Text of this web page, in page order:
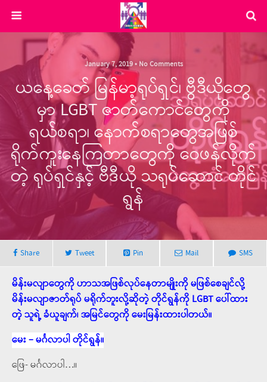
January 7, 2019 • No Comments
ယနေ့ခေတ် မြန်မာ့ရုပ်ရှင်၊ ဗွီဒီယိုတွေ
မှာ LGBT ဇာတ်ကောင်တွေကို
ရယ်စရာ၊ နောက်စရာတွေအဖြစ်
ရိုက်ကူးနေကြတာတွေကို ဝေဖန်လိုက်
တဲ့ ရုပ်ရှင်နှင့် ဗီဒီယို သရုပ်ဆောင် တိုင်
ရွန်
Share Tweet Pin Mail SMS
မိန်းမလျာတွေကို ဟာသအဖြစ်လုပ်နေတာမျိုးကို မဖြစ်စေချင်လို့
မိန်းမလျာဇာတ်ရုပ် မရိုက်ဘူးလို့ဆိုတဲ့ တိုင်ရွန်ကို LGBT ပေါ်ထား
တဲ့ သူရဲ့ ခံယူချက်၊ အမြင်တွေကို မေးမြန်းထားပါတယ်။
မေး – မင်္ဂလာပါ တိုင်ရွန်။
ဖြေ- မင်္ဂလာပါ…။